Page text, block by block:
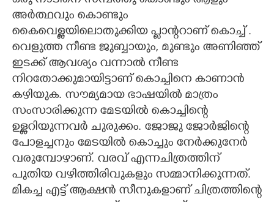
CONTACT US
അർത്ഥവും കൊണ്ടും
കൈവെള്ളയിലൊതുക്കിയ പ്ളാന്ററാണ് കൊച്ച് .
വെളുത്ത നീണ്ട ജുബ്ബായും, മുണ്ടും അണിഞ്ഞ്
ഇടക്ക് ആവശ്യം വന്നാൽ നീണ്ട
നിറതോക്കുമായിട്ടാണ് കൊച്ചിനെ കാണാൻ
കഴിയുക. സൗമ്യമായ ഭാഷയിൽ മാത്രം
സംസാരിക്കുന്ന മേടയിൽ കൊച്ചിന്റെ
ഉള്ളറിയുന്നവർ ചുരുക്കം. ജോജു ജോർജിന്റെ
പോളച്ചനും മേടയിൽ കൊച്ചും നേർക്കുനേർ
വരുമ്പോഴാണ്. വരവ് എന്നചിത്രത്തിന്
പുതിയ വഴിത്തിരിവുകളും സമ്മാനിക്കുന്നത്.
മികച്ച എട്ട് ആക്ഷൻ സീനുകളാണ് ചിത്രത്തിന്റെ